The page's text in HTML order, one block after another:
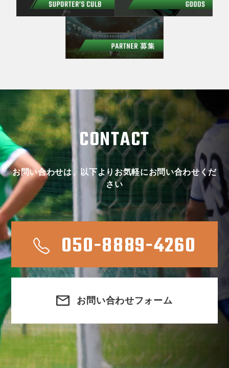
CONTACT
お問い合わせは、以下よりお気軽にお問い合わせくだ
さい
050-8889-4260
お問い合わせフォーム